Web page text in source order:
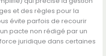
et des règles pour la
évite parfois de recourir
pacte non rédigé par un
juridique dans certaines